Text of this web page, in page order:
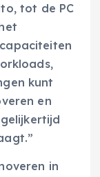
tot de PC
kunt
en
in